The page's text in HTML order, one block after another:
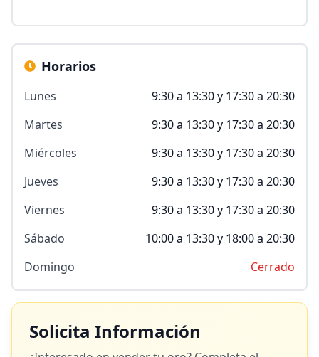
Horarios
Lunes
9:30 a 13:30 y 17:30 a 20:30
Martes
9:30 a 13:30 y 17:30 a 20:30
Miércoles
9:30 a 13:30 y 17:30 a 20:30
Jueves
9:30 a 13:30 y 17:30 a 20:30
Viernes
9:30 a 13:30 y 17:30 a 20:30
Sábado
10:00 a 13:30 y 18:00 a 20:30
Domingo
Cerrado
Solicita Información